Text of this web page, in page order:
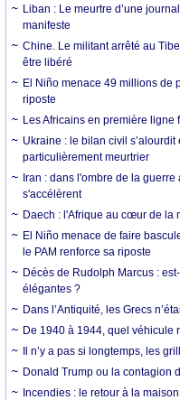
Liban : Le meurtre d’une
manifeste
Chine. Le militant arrêté au
être libéré
El Niño menace 49 millions de
riposte
Les Africains en première ligne
Ukraine : le bilan civil
particulièrement meurtrier
Iran : dans l'ombre de la
s'accélèrent
Daech : l'Afrique au cœur de la
El Niño menace de faire
le PAM renforce sa riposte
Décès de Rudolph Marcus :
élégantes ?
Dans l’Antiquité, les Grecs
De 1940 à 1944, quel véhicule
Il n’y a pas si longtemps, les
Donald Trump ou la contagion
Incendies : le retour à la